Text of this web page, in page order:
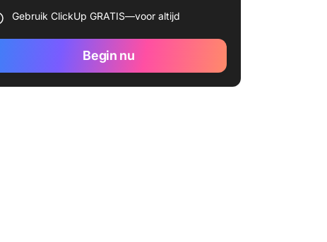
Gebruik ClickUp GRATIS—voor altijd
Begin nu